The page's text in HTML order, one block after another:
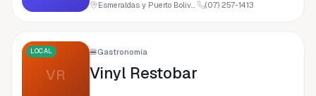
Esmeraldas y Puerto Bolívar, Loja, Ecuador (07) 257-1413
VR
LOCAL 🍔Gastronomía
Vinyl Restobar